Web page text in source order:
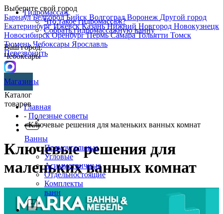
Выберите свой город
БарнаулБелгородБийск ВолгоградВоронеж Другой город
ЕкатеринбургИжевскКазаньНижний Новгород Новокузнецк
НовосибирскОренбургПермьСамараТольятти Томск
ТюменьЧебоксары Ярославль
Перезвонить
Гидромассаж
Что такое гидромассаж?
Собрать гидромассажную ванну
Ваш город:
Чебоксары
Магазины
Каталог
товаров
Ванны
Прямоугольные
Угловые
Асимметричные
Отдельностоящие
Комплекты
ванн
Главная
- Полезные советы
- Ключевые решения для маленьких ванных комнат
Ключевые решения для
маленьких ванных комнат